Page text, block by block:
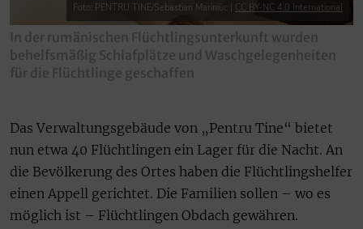
Foto: PENTRU TINE/Sebastian Mariniuc | CC BY-NC 4.0 International
In der rumänischen Flüchtlingsunterkunft wurden
behelfsmäßig Schlafplätze und Waschgelegenheiten
für die Flüchtlinge geschaffen
Das Verwaltungsgebäude von „Pentru Tine“ bietet
nun etwa 40 Flüchtlingen ein Lager für die Nacht. An
die Bevölkerung des Ortes haben die Flüchtlingshelfer
einen Appell gerichtet. Die Familien sollen – wo es
möglich ist – Flüchtlingen Obdach gewähren.